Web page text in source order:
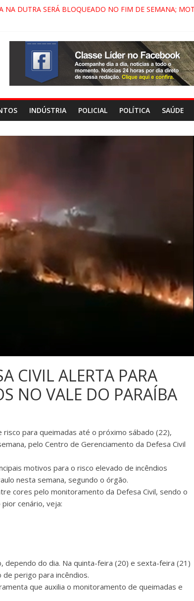
NA DUTRA SERÁ BLOQUEADO NO FIM DE SEMANA;
VERMELHO NO VALE”, AFIRMA PROMOTOR DO
INDÚSTRIA POLICIAL POLÍTICA SAÚDE
CIVIL ALERTA PARA
NO VALE DO PARAÍBA
para queimadas até o próximo sábado (22),
pelo Centro de Gerenciamento da Defesa Civil
motivos para o risco elevado de incêndios
nesta semana, segundo o órgão.
cores pelo monitoramento da Defesa Civil, sendo o
cenário, veja:
dependo do dia. Na quinta-feira (20) e sexta-feira (21)
perigo para incêndios.
que auxilia o monitoramento de queimadas e